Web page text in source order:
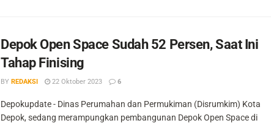
Depok Open Space Sudah 52 Persen, Saat Ini
Tahap Finising
BY REDAKSI 22 Oktober 2023 6
Depokupdate - Dinas Perumahan dan Permukiman (Disrumkim) Kota
Depok, sedang merampungkan pembangunan Depok Open Space di